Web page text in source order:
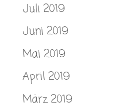
Juli 2019
Juni 2019
Mai 2019
April 2019
März 2019